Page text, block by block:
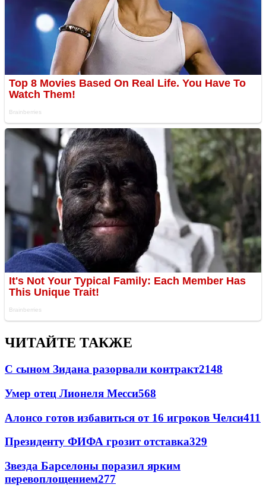
ЧИТАЙТЕ ТАКЖЕ
С сыном Зидана разорвали контракт2148
Умер отец Лионеля Месси568
Алонсо готов избавиться от 16 игроков Челси411
Президенту ФИФА грозит отставка329
Звезда Барселоны поразил ярким
перевоплощением277